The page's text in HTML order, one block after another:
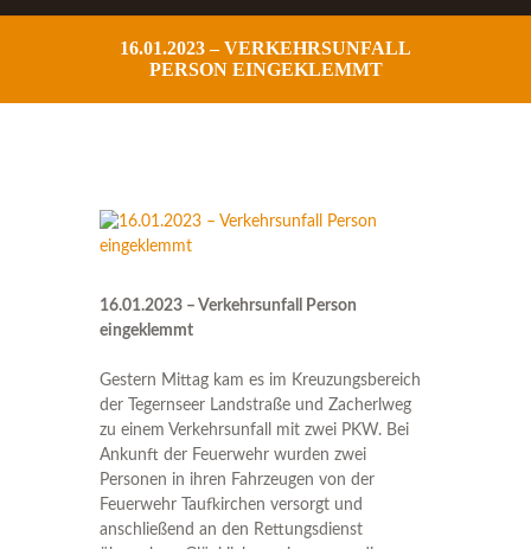
16.01.2023 – VERKEHRSUNFALL
PERSON EINGEKLEMMT
16.01.2023 – Verkehrsunfall Person
eingeklemmt
Gestern Mittag kam es im Kreuzungsbereich
der Tegernseer Landstraße und Zacherlweg
zu einem Verkehrsunfall mit zwei PKW. Bei
Ankunft der Feuerwehr wurden zwei
Personen in ihren Fahrzeugen von der
Feuerwehr Taufkirchen versorgt und
anschließend an den Rettungsdienst